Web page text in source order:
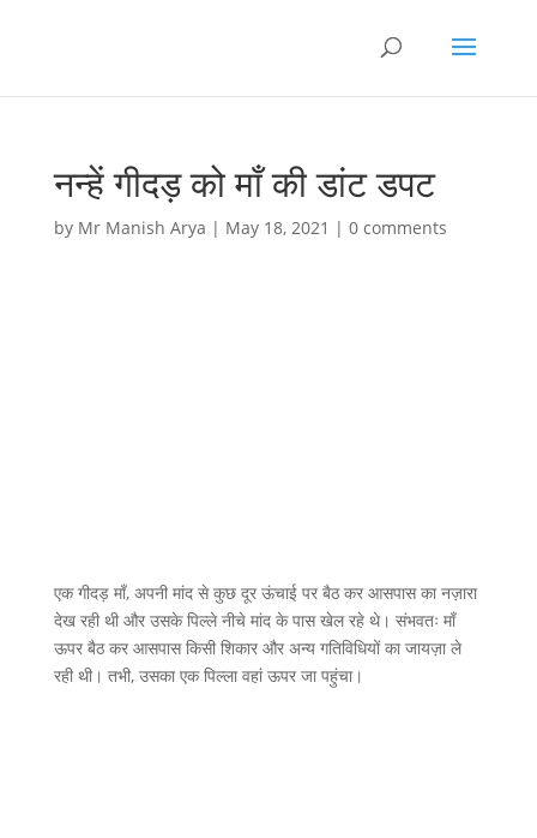
नन्हें गीदड़ को माँ की डांट डपट
by Mr Manish Arya | May 18, 2021 | 0 comments
एक गीदड़ माँ, अपनी मांद से कुछ दूर ऊंचाई पर बैठ कर आसपास का नज़ारा
देख रही थी और उसके पिल्ले नीचे मांद के पास खेल रहे थे। संभवतः माँ
ऊपर बैठ कर आसपास किसी शिकार और अन्य गतिविधियों का जायज़ा ले
रही थी। तभी, उसका एक पिल्ला वहां ऊपर जा पहुंचा।